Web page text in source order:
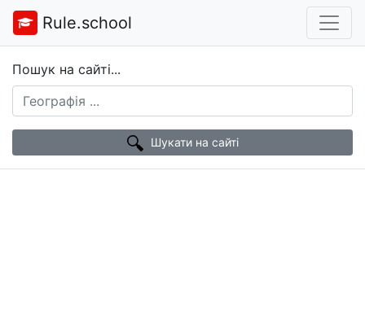
Rule.school
Пошук на сайті...
Шукати на сайті